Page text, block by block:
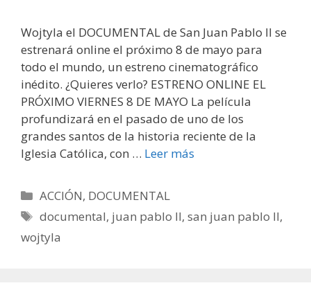
Wojtyla el DOCUMENTAL de San Juan Pablo II se
estrenará online el próximo 8 de mayo para
todo el mundo, un estreno cinematográfico
inédito. ¿Quieres verlo? ESTRENO ONLINE EL
PRÓXIMO VIERNES 8 DE MAYO La película
profundizará en el pasado de uno de los
grandes santos de la historia reciente de la
Iglesia Católica, con … Leer más
Categorías
ACCIÓN, DOCUMENTAL
Etiquetas
documental, juan pablo II,san juan pablo II,
wojtyla